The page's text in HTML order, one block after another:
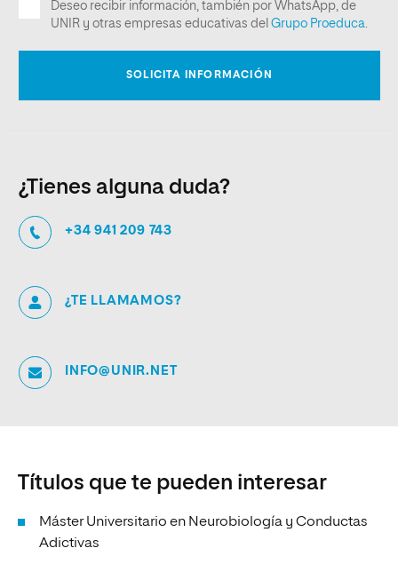
¿Tienes alguna duda?
+34 941 209 743
¿TE LLAMAMOS?
INFO@UNIR.NET
Títulos que te pueden interesar
Máster Universitario en Neurobiología y Conductas
Adictivas